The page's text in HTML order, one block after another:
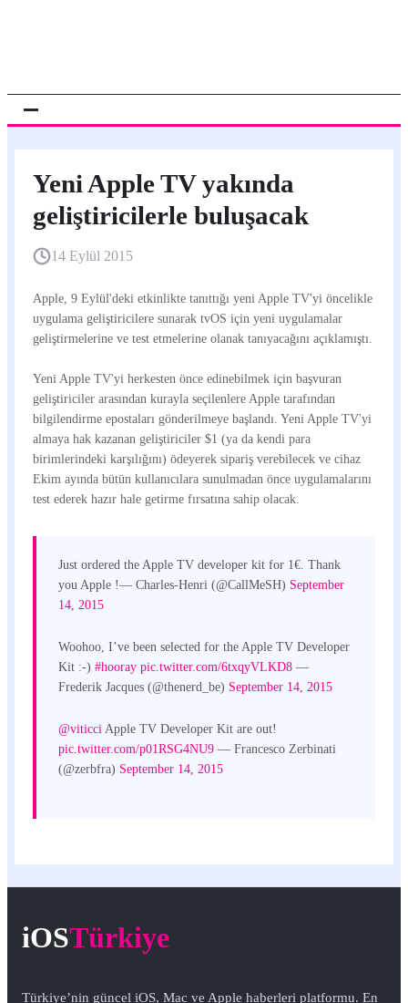
Yeni Apple TV yakında
geliştiricilerle buluşacak
14 Eylül 2015
Apple, 9 Eylül'deki etkinlikte tanıttığı yeni Apple TV'yi öncelikle
uygulama geliştiricilere sunarak tvOS için yeni uygulamalar
geliştirmelerine ve test etmelerine olanak tanıyacağını açıklamıştı.
Yeni Apple TV'yi herkesten önce edinebilmek için başvuran
geliştiriciler arasından kurayla seçilenlere Apple tarafından
bilgilendirme epostaları gönderilmeye başlandı. Yeni Apple TV'yi
almaya hak kazanan geliştiriciler $1 (ya da kendi para
birimlerindeki karşılığını) ödeyerek sipariş verebilecek ve cihaz
Ekim ayında bütün kullanıcılara sunulmadan önce uygulamalarını
test ederek hazır hale getirme fırsatına sahip olacak.
Just ordered the Apple TV developer kit for 1€. Thank
you Apple !— Charles-Henri (@CallMeSH) September
14, 2015
Woohoo, I’ve been selected for the Apple TV Developer
Kit :-) #hooray pic.twitter.com/6txqyVLKD8 —
Frederik Jacques (@thenerd_be) September 14, 2015
@viticci Apple TV Developer Kit are out!
pic.twitter.com/p01RSG4NU9 — Francesco Zerbinati
(@zerbfra) September 14, 2015
iOSTürkiye
Türkiye’nin güncel iOS, Mac ve Apple haberleri platformu. En